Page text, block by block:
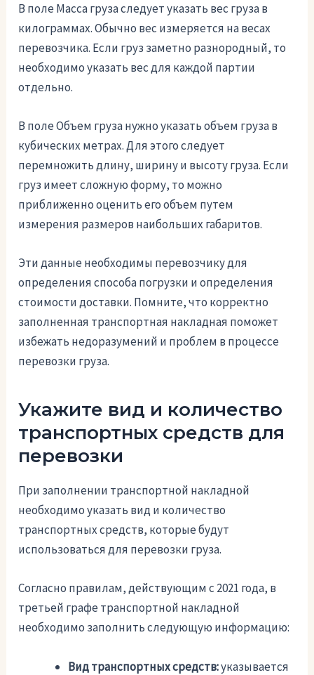
В поле Масса груза следует указать вес груза в
килограммах. Обычно вес измеряется на весах
перевозчика. Если груз заметно разнородный, то
необходимо указать вес для каждой партии
отдельно.
В поле Объем груза нужно указать объем груза в
кубических метрах. Для этого следует
перемножить длину, ширину и высоту груза. Если
груз имеет сложную форму, то можно
приближенно оценить его объем путем
измерения размеров наибольших габаритов.
Эти данные необходимы перевозчику для
определения способа погрузки и определения
стоимости доставки. Помните, что корректно
заполненная транспортная накладная поможет
избежать недоразумений и проблем в процессе
перевозки груза.
Укажите вид и количество
транспортных средств для
перевозки
При заполнении транспортной накладной
необходимо указать вид и количество
транспортных средств, которые будут
использоваться для перевозки груза.
Согласно правилам, действующим с 2021 года, в
третьей графе транспортной накладной
необходимо заполнить следующую информацию:
Вид транспортных средств:указывается